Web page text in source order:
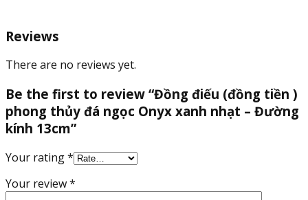
Reviews
There are no reviews yet.
Be the first to review “Đồng điếu (đồng tiền )
phong thủy đá ngọc Onyx xanh nhạt – Đường
kính 13cm”
Your rating*
Your review*